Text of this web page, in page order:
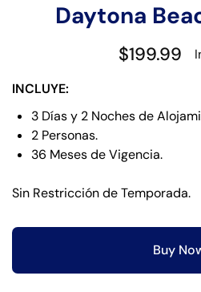
Daytona
$199.99
INCLUYE:
3 Días y 2 Noches de
2 Personas.
36 Meses de Vigencia.
Sin Restricción de Temporada.
Buy